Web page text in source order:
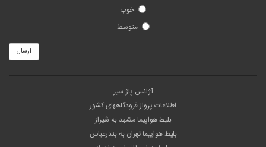
خوب
متوسط
ارسال
آژانس پاژ سیر
اطلاعات پرواز فرودگاههای کشور
بلیط هواپیما مشهد به شیراز
بلیط هواپیما تهران به بندرعباس